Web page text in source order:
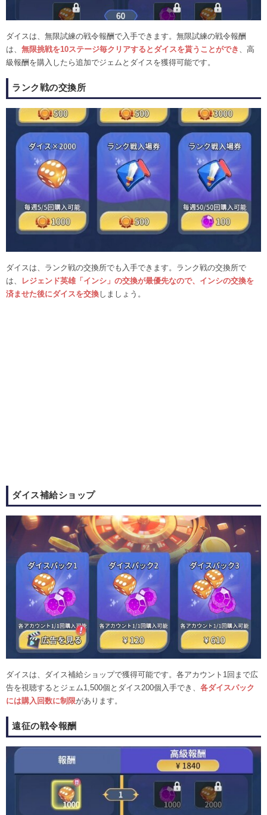
ダイスは、無限試練の戦令報酬で入手できます。無限試練の戦令報酬
は、 無限挑戦を10ステージ毎クリアするとダイスを貰うことができ
、高
級報酬を購入したら追加でジェムとダイスを獲得可能です。
ランク戦の交換所
ダイスは、ランク戦の交換所でも入手できます。ランク戦の交換所で
は、
レジェンド英雄「インシ」の交換が最優先なので、インシの交換を
済ませた後にダイスを交換しましょう。
ダイス補給ショップ
ダイスは、ダイス補給ショップで獲得可能です。各アカウント1回まで広
告を視聴するとジェム1,500個とダイス200個入手でき、 各ダイスパック
には購入回数に制限があります。
遠征の戦令報酬